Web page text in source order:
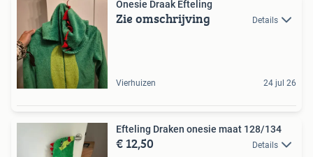
Onesie Draak Efteling
Zie omschrijving Details
Vierhuizen 24 jul 26
Efteling Draken onesie maat 128/134
€ 12,50 Details